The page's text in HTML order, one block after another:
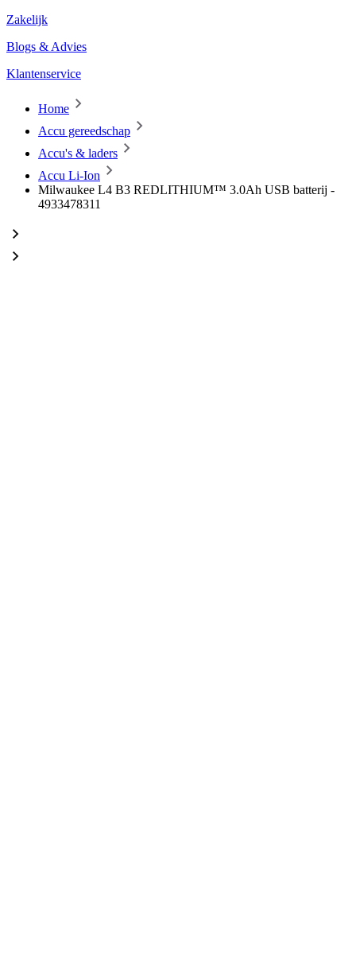
Zakelijk
Blogs & Advies
Klantenservice
Home
Accu gereedschap
Accu's & laders
Accu Li-Ion
Milwaukee L4 B3 REDLITHIUM™ 3.0Ah USB batterij -
4933478311